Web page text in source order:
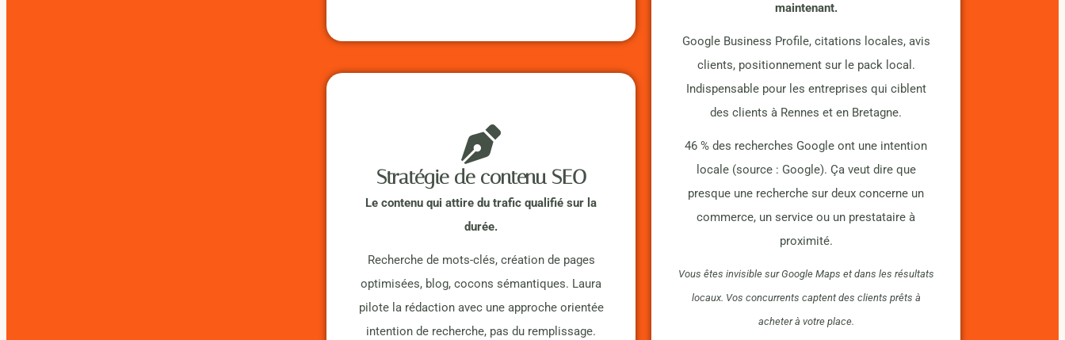
Stratégie de contenu SEO
Le contenu qui attire du trafic qualifié sur la
durée.
Recherche de mots-clés, création de pages
optimisées, blog, cocons sémantiques. Laura
pilote la rédaction avec une approche orientée
intention de recherche, pas du remplissage.
maintenant.
Google Business Profile, citations locales, avis
clients, positionnement sur le pack local.
Indispensable pour les entreprises qui ciblent
des clients à Rennes et en Bretagne.
46 % des recherches Google ont une intention
locale (source : Google). Ça veut dire que
presque une recherche sur deux concerne un
commerce, un service ou un prestataire à
proximité.
Vous êtes invisible sur Google Maps et dans les résultats
locaux. Vos concurrents captent des clients prêts à
acheter à votre place.